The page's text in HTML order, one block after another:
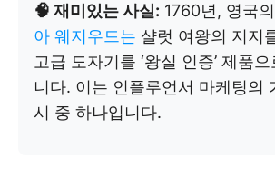
🧠 재미있는 사실: 1760년, 영국
아 웨지우드는 샬럿 여왕의 지지
고급 도자기를 ‘왕실 인증’ 제품
니다. 이는 인플루언서 마케팅의
시 중 하나입니다.